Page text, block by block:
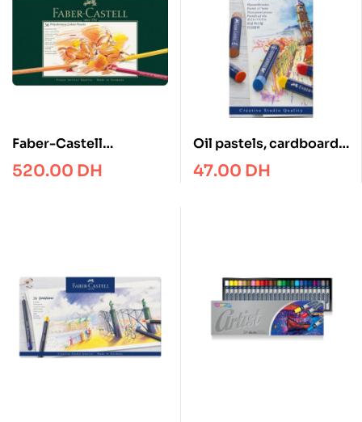
Faber-Castell
Polychromos colour
pencil, tin of 36
520.00 DH
Oil pastels, cardboard
wallet of 12
47.00 DH